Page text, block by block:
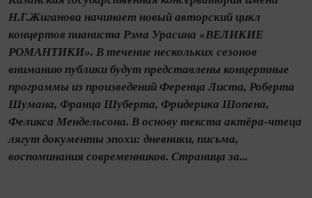
Н.Г.Жиганова начинает новый авторский цикл
концертов пианиста Рэма Урасина «ВЕЛИКИЕ
РОМАНТИКИ». В течение нескольких сезонов
вниманию публики будут представлены концертные
программы из произведений Ференца Листа, Роберта
Шумана, Франца Шуберта, Фридерика Шопена,
Феликса Мендельсона. В основу текста актёра-чтеца
лягут документы эпохи: дневники, письма,
воспоминания современников. Страница за...